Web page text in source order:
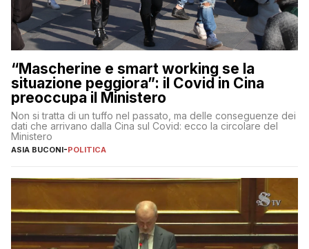
“Mascherine e smart working se la
situazione peggiora”: il Covid in Cina
preoccupa il Ministero
Non si tratta di un tuffo nel passato, ma delle conseguenze dei
dati che arrivano dalla Cina sul Covid: ecco la circolare del
Ministero
ASIA BUCONI-POLITICA